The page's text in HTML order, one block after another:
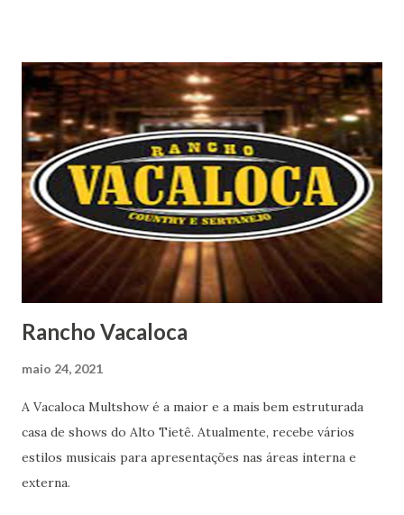
Rancho Vacaloca
maio 24, 2021
A Vacaloca Multshow é a maior e a mais bem estruturada
casa de shows do Alto Tietê. Atualmente, recebe vários
estilos musicais para apresentações nas áreas interna e
externa.